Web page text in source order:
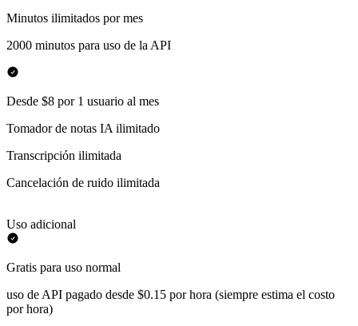
Minutos ilimitados por mes
2000 minutos para uso de la API
Desde $8 por 1 usuario al mes
Tomador de notas IA ilimitado
Transcripción ilimitada
Cancelación de ruido ilimitada
Uso adicional
Gratis para uso normal
uso de API pagado desde $0.15 por hora (siempre estima el costo
por hora)